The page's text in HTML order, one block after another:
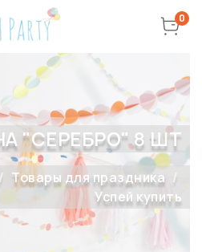
0
"СЕРЕБРО" 8 ШТ
Товары для праздника
Успей купить